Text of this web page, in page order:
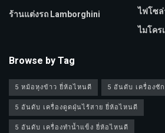
ร้านแต่งรถ Lamborghini
ไฟโซ
ไมโคร
Browse by Tag
5 หม้อหุงข้าว ยี่ห้อไหนดี
5 อันดับ เครื่องซั
5 อันดับ เครื่องดูดฝุ่นไร้สาย ยี่ห้อไหนดี
5 อันดับ เครื่องทำน้ำแข็ง ยี่ห้อไหนดี